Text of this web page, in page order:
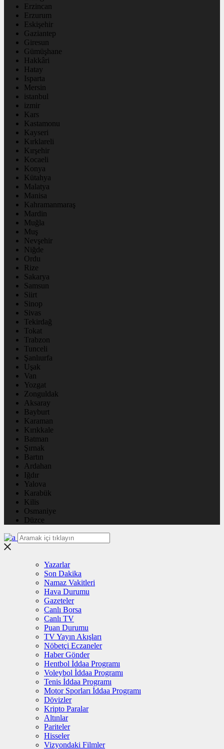
Erzincan
Erzurum
Eskişehir
Gaziantep
Giresun
Gümüşhane
Hakkâri
Hatay
Isparta
Mersin
istanbul
izmir
Kars
Kastamonu
Kayseri
Kırklareli
Kırşehir
Kocaeli
Konya
Kütahya
Malatya
Manisa
Kahramanmaraş
Mardin
Muğla
Muş
Nevşehir
Niğde
Ordu
Rize
Sakarya
Samsun
Siirt
Sinop
Sivas
Tekirdağ
Tokat
Trabzon
Tunceli
Şanlıurfa
Uşak
Van
Yozgat
Zonguldak
Aksaray
Bayburt
Karaman
Kırıkkale
Batman
Şırnak
Bartın
Ardahan
Iğdır
Yalova
Karabük
Kilis
Osmaniye
Düzce
Yazarlar
Son Dakika
Namaz Vakitleri
Hava Durumu
Gazeteler
Canlı Borsa
Canlı TV
Puan Durumu
TV Yayın Akışları
Nöbetçi Eczaneler
Haber Gönder
Hentbol İddaa Programı
Voleybol İddaa Programı
Tenis İddaa Programı
Motor Sporları İddaa Programı
Dövizler
Kripto Paralar
Altınlar
Pariteler
Hisseler
Vizyondaki Filmler